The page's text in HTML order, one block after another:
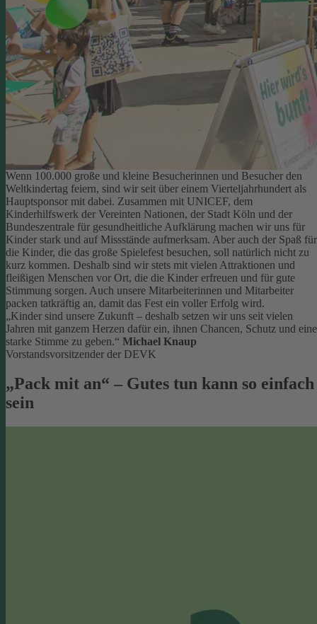
Wenn 100.000 große und kleine Besucherinnen und Besucher den
Weltkindertag feiern, sind wir seit über einem Vierteljahrhundert als
Hauptsponsor mit dabei. Zusammen mit UNICEF, dem
Kinderhilfswerk der Vereinten Nationen, der Stadt Köln und der
Bundeszentrale für gesundheitliche Aufklärung machen wir uns für
Kinder stark und auf Missstände aufmerksam. Aber auch der Spaß für
die Kinder, die das große Spielefest besuchen, soll natürlich nicht zu
kurz kommen. Deshalb sind wir stets mit vielen Attraktionen und
fleißigen Menschen vor Ort, die die Kinder erfreuen und für gute
Stimmung sorgen. Auch unsere Mitarbeiterinnen und Mitarbeiter
packen tatkräftig an, damit das Fest ein voller Erfolg wird.
„Kinder sind unsere Zukunft – deshalb setzen wir uns seit vielen
Jahren mit ganzem Herzen dafür ein, ihnen Chancen, Schutz und eine
starke Stimme zu geben.“ Michael Knaup
Vorstandsvorsitzender der DEVK
„Pack mit an“ – Gutes tun kann so einfach
sein